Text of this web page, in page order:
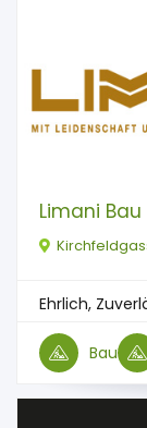
Limani Bau
Ehrlich,
Bau